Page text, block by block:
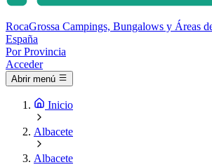
RocaGrossa Campings, Bungalows y Áreas
España
Por Provincia
Acceder
Abrir menú
Inicio
Albacete
Albacete